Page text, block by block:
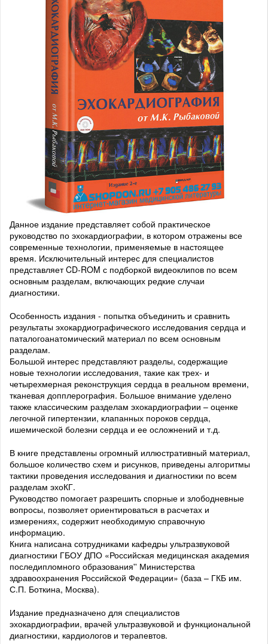
Данное издание представляет собой практическое
руководство по эхокардиографии, в котором отражены все
современные технологии, применяемые в настоящее
время. Исключительный интерес для специалистов
представляет CD-ROM с подборкой видеоклипов по всем
основным разделам, включающих редкие случаи
диагностики.
Особенность издания - попытка объединить и сравнить
результаты эхокардиографического исследования сердца и
паталогоанатомический материал по всем основным
разделам.
Большой интерес представляют разделы, содержащие
новые технологии исследования, такие как трех- и
четырехмерная реконструкция сердца в реальном времени,
тканевая допплерография. Большое внимание уделено
также классическим разделам эхокардиографии – оценке
легочной гипертензии, клапанных пороков сердца,
ишемической болезни сердца и ее осложнений и т.д.
В книге представлены огромный иллюстративный материал,
большое количество схем и рисунков, приведены алгоритмы
тактики проведения исследования и диагностики по всем
разделам эхоКГ.
Руководство помогает разрешить спорные и злободневные
вопросы, позволяет ориентироваться в расчетах и
измерениях, содержит необходимую справочную
информацию.
Книга написана сотрудниками кафедры ультразвуковой
диагностики ГБОУ ДПО «Российская медицинская академия
последипломного образования'' Министерства
здравоохранения Российской Федерации» (база – ГКБ им.
С.П. Боткина, Москва).
Издание предназначено для специалистов
эхокардиографии, врачей ультразвуковой и функциональной
диагностики, кардиологов и терапевтов.